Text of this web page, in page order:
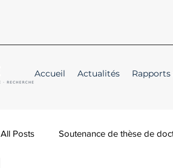
Accueil Actualités Rapports
All Posts Soutenance de thèse de